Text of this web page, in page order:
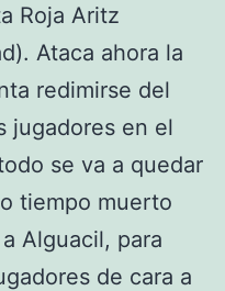
Roja Aritz
Ataca ahora la
redimirse del
jugadores en el
se va a quedar
tiempo muerto
Alguacil, para
de cara a